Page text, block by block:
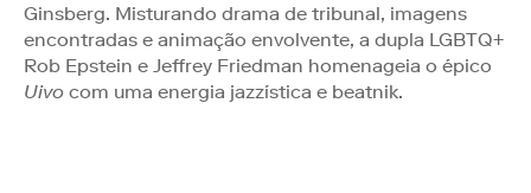
Ginsberg. Misturando drama de tribunal, imagens
encontradas e animação envolvente, a dupla LGBTQ+
Rob Epstein e Jeffrey Friedman homenageia o épico
Uivo com uma energia jazzística e beatnik.